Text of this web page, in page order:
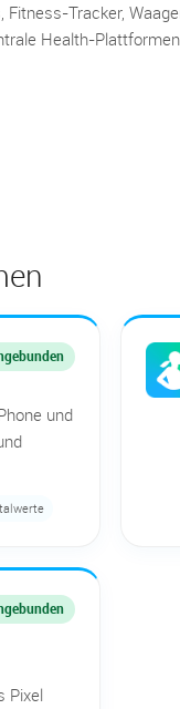
Fitness-Tracker,
Health-
und
Pixel